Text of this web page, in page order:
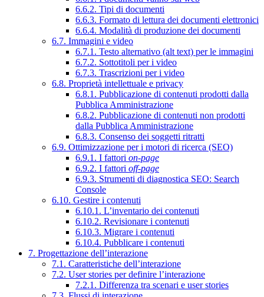
6.6.2. Tipi di documenti
6.6.3. Formato di lettura dei documenti elettronici
6.6.4. Modalità di produzione dei documenti
6.7. Immagini e video
6.7.1. Testo alternativo (alt text) per le immagini
6.7.2. Sottotitoli per i video
6.7.3. Trascrizioni per i video
6.8. Proprietà intellettuale e privacy
6.8.1. Pubblicazione di contenuti prodotti dalla
Pubblica Amministrazione
6.8.2. Pubblicazione di contenuti non prodotti
dalla Pubblica Amministrazione
6.8.3. Consenso dei soggetti ritratti
6.9. Ottimizzazione per i motori di ricerca (SEO)
6.9.1. I fattori on-page
6.9.2. I fattori off-page
6.9.3. Strumenti di diagnostica SEO: Search
Console
6.10. Gestire i contenuti
6.10.1. L’inventario dei contenuti
6.10.2. Revisionare i contenuti
6.10.3. Migrare i contenuti
6.10.4. Pubblicare i contenuti
7. Progettazione dell’interazione
7.1. Caratteristiche dell’interazione
7.2. User stories per definire l’interazione
7.2.1. Differenza tra scenari e user stories